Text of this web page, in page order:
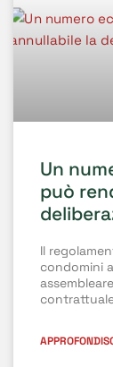
Un
può
Il
condomini